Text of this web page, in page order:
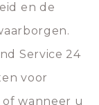
en de
Service 24
voor
wanneer u